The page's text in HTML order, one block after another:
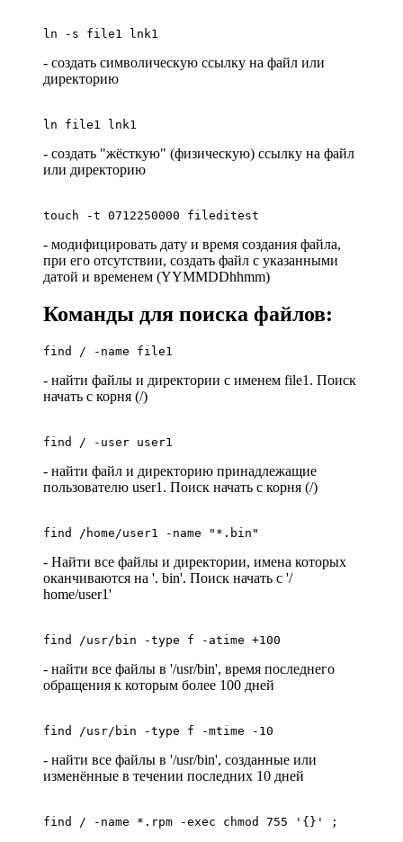
ln -s file1 lnk1
- создать символическую ссылку на файл или
директорию
ln file1 lnk1
- создать "жёсткую" (физическую) ссылку на файл
или директорию
touch -t 0712250000 fileditest
- модифицировать дату и время создания файла,
при его отсутствии, создать файл с указанными
датой и временем (YYMMDDhhmm)
Команды для поиска файлов:
find / -name file1
- найти файлы и директории с именем file1. Поиск
начать с корня (/)
find / -user user1
- найти файл и директорию принадлежащие
пользователю user1. Поиск начать с корня (/)
find /home/user1 -name "*.bin"
- Найти все файлы и директории, имена которых
оканчиваются на '. bin'. Поиск начать с '/
home/user1'
find /usr/bin -type f -atime +100
- найти все файлы в '/usr/bin', время последнего
обращения к которым более 100 дней
find /usr/bin -type f -mtime -10
- найти все файлы в '/usr/bin', созданные или
изменённые в течении последних 10 дней
find / -name *.rpm -exec chmod 755 '{}' ;